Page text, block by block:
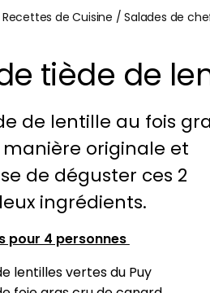
Recettes de Cuisine /Salades de
tiède de
de lentille au fois
originale et
de déguster ces 2
ingrédients.
pour 4 personnes
lentilles vertes du Puy